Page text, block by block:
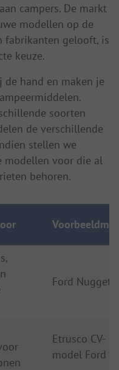
campers. De markt
modellen op de
fabrikanten gelooft, is
keuze.
hand en maken je
soorten
de verschillende
stellen we
modellen voor die al
behoren.
Ford Nugget
Etrusco CV-
model Ford